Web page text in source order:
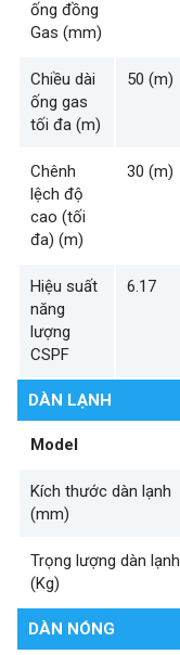
ống đồng
Gas (mm)
Chiều dài
ống gas
tối đa (m)
50 (m)
Chênh
lệch độ
cao (tối
đa) (m)
30 (m)
Hiệu suất
năng
lượng
CSPF
6.17
DÀN LẠNH
Model
Kích thước dàn lạnh
(mm)
Trọng lượng dàn lạnh
(Kg)
DÀN NÓNG